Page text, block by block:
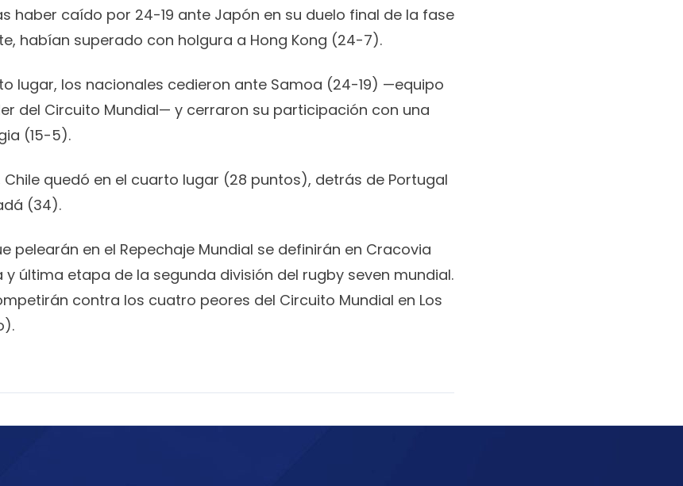
haber caído por 24-19 ante Japón en su duelo final de la fase
habían superado con holgura a Hong Kong (24-7).
lugar, los nacionales cedieron ante Samoa (24-19) —equipo
del Circuito Mundial— y cerraron su participación con una
(15-5).
quedó en el cuarto lugar (28 puntos), detrás de Portugal
(34).
pelearán en el Repechaje Mundial se definirán en Cracovia
y última etapa de la segunda división del rugby seven mundial.
contra los cuatro peores del Circuito Mundial en Los